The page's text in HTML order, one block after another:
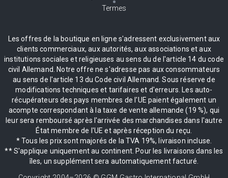
Termes
Les offres de la boutique en ligne s'adressent exclusivement aux
clients commerciaux, aux autorités, aux associations et aux
institutions sociales et religieuses au sens du de l'article 14 du code
civil Allemand. Notre offre ne s'adresse pas aux consommateurs
au sens de l'article 13 du Code civil Allemand. Sous réserve de
modifications techniques et tarifaires et d'erreurs. Les auto-
récupérateurs des pays membres de l'UE paient également un
acompte correspondant à la taxe de vente allemande (19 %), qui
leur sera remboursé après l'arrivée des marchandises dans l'autre
État membre de l'UE et après réception du reçu.
* Tous les prix sont majorés de la TVA 19%, livraison incluse.
** S'applique uniquement au continent. Pour les livraisons dans les
îles, un supplément sera automatiquement facturé.